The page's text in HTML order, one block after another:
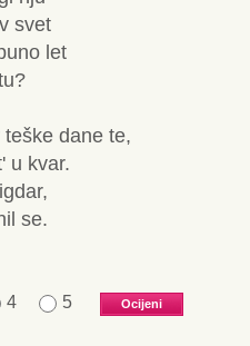
svet
let
dane te,
u kvar.
se.
4 5